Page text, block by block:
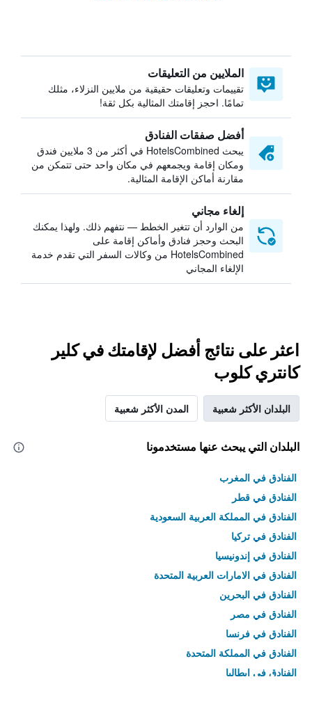
الملايين من التعليقات
تقييمات وتعليقات حقيقية من ملايين النزلاء، مثلك
تمامًا. احجز إقامتك المثالية بكل ثقة!
أفضل صفقات الفنادق
يبحث HotelsCombined في أكثر من 3 ملايين فندق
ومكان إقامة ويجمعهم في مكان واحد حتى تتمكن من
مقارنة أماكن الإقامة المثالية.
إلغاء مجاني
من الوارد أن تتغير الخطط — نتفهم ذلك. ولهذا يمكنك
البحث وحجز فنادق وأماكن إقامة على
HotelsCombined من وكالات السفر التي تقدم خدمة
الإلغاء المجاني
اعثر على نتائج أفضل لإقامتك في كلير
كانتري كلوب
البلدان الأكثر شعبية المدن الأكثر شعبية
البلدان التي يبحث عنها مستخدمونا
الفنادق في المغرب
الفنادق في قطر
الفنادق في المملكة العربية السعودية
الفنادق في تركيا
الفنادق في إندونيسيا
الفنادق في الامارات العربية المتحدة
الفنادق في البحرين
الفنادق في مصر
الفنادق في فرنسا
الفنادق في المملكة المتحدة
الفنادق في إيطاليا